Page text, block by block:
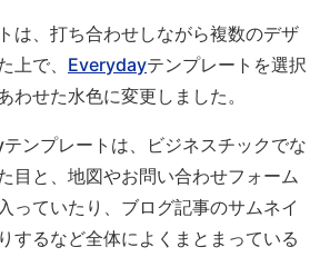
は、打ち合わせしながら複数のデザ
上で、 Everydayテンプレートを選択
わせた水色に変更しました。
ンプレートは、ビジネスチックでな
目と、地図やお問い合わせフォーム
っていたり、ブログ記事のサムネイ
するなど全体によくまとまっている